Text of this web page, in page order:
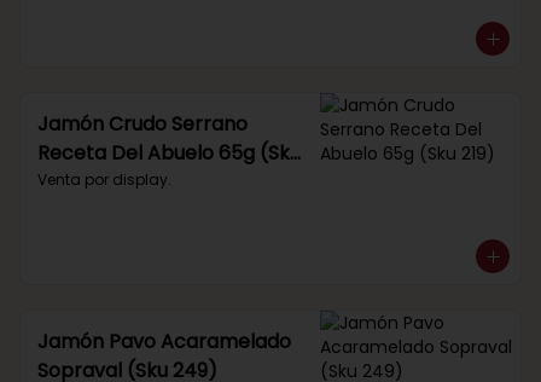
Jamón Crudo Serrano
Receta Del Abuelo 65g (Sku
219)
Venta por display.
Jamón Pavo Acaramelado
Sopraval (Sku 249)